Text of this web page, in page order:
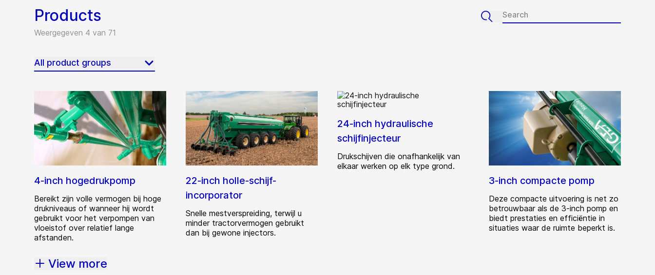
Products
Weergegeven 4 van 71
All product groups
4-inch hogedrukpomp
Bereikt zijn volle vermogen bij hoge
drukniveaus of wanneer hij wordt
gebruikt voor het verpompen van
vloeistof over relatief lange
afstanden.
22-inch holle-schijf-
incorporator
Snelle mestverspreiding, terwijl u
minder tractorvermogen gebruikt
dan bij gewone injectors.
24-inch hydraulische
schijfinjecteur
Drukschijven die onafhankelijk van
elkaar werken op elk type grond.
3-inch compacte pomp
Deze compacte uitvoering is net zo
betrouwbaar als de 3-inch pomp en
biedt prestaties en efficiëntie in
situaties waar de ruimte beperkt is.
View more